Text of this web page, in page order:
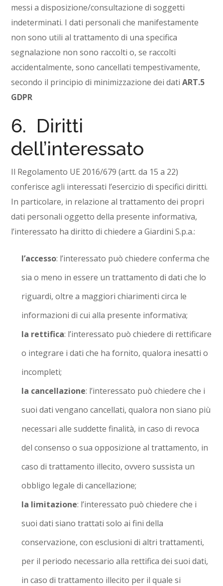
messi a disposizione/consultazione di soggetti
indeterminati. I dati personali che manifestamente
non sono utili al trattamento di una specifica
segnalazione non sono raccolti o, se raccolti
accidentalmente, sono cancellati tempestivamente,
secondo il principio di minimizzazione dei datiART.5
GDPR
6. Diritti
dell’interessato
Il Regolamento UE 2016/679 (artt. da 15 a 22)
conferisce agli interessati l’esercizio di specifici diritti.
In particolare, in relazione al trattamento dei propri
dati personali oggetto della presente informativa,
l’interessato ha diritto di chiedere a Giardini S.p.a.:
l’accesso: l’interessato può chiedere conferma che
sia o meno in essere un trattamento di dati che lo
riguardi, oltre a maggiori chiarimenti circa le
informazioni di cui alla presente informativa;
la rettifica: l’interessato può chiedere di rettificare
o integrare i dati che ha fornito, qualora inesatti o
incompleti;
la cancellazione: l’interessato può chiedere che i
suoi dati vengano cancellati, qualora non siano più
necessari alle suddette finalità, in caso di revoca
del consenso o sua opposizione al trattamento, in
caso di trattamento illecito, ovvero sussista un
obbligo legale di cancellazione;
la limitazione: l’interessato può chiedere che i
suoi dati siano trattati solo ai fini della
conservazione, con esclusioni di altri trattamenti,
per il periodo necessario alla rettifica dei suoi dati,
in caso di trattamento illecito per il quale si